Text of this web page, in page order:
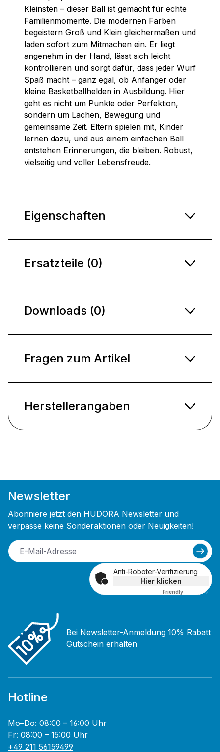
Kleinsten – dieser Ball ist gemacht für echte
Familienmomente. Die modernen Farben
begeistern Groß und Klein gleichermaßen und
laden sofort zum Mitmachen ein. Er liegt
angenehm in der Hand, lässt sich leicht
kontrollieren und sorgt dafür, dass jeder Wurf
Spaß macht – ganz egal, ob Anfänger oder
kleine Basketballhelden in Ausbildung. Hier
geht es nicht um Punkte oder Perfektion,
sondern um Lachen, Bewegung und
gemeinsame Zeit. Eltern spielen mit, Kinder
lernen dazu, und aus einem einfachen Ball
entstehen Erinnerungen, die bleiben. Robust,
vielseitig und voller Lebensfreude.
Eigenschaften
Ersatzteile (0)
Downloads (0)
Fragen zum Artikel
Herstellerangaben
Newsletter
Abonniere jetzt den HUDORA Newsletter und
verpasse keine Sonderaktionen oder Neuigkeiten!
Anti-Roboter-Verifizierung
Hier klicken
Friendly Captcha ⇗
Bei Newsletter-Anmeldung 10% Rabatt
Gutschein erhalten
Hotline
Mo–Do: 08:00 – 16:00 Uhr
Fr: 08:00 – 15:00 Uhr
+49 211 56159499